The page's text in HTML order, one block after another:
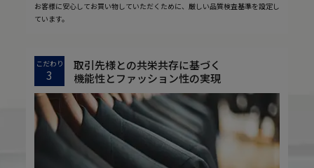
お客様に安心してお買い物していただくために、厳しい品質検査基準を設定し
ています。
こだわり
3
取引先様との共栄共存に基づく
機能性とファッション性の実現